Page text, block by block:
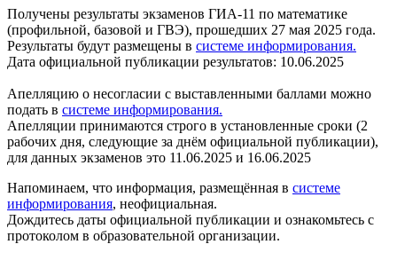
Получены результаты экзаменов ГИА-11 по математике
(профильной, базовой и ГВЭ), прошедших 27 мая 2025 года.
Результаты будут размещены в системе информирования.
Дата официальной публикации результатов: 10.06.2025
Апелляцию о несогласии с выставленными баллами можно
подать в системе информирования.
Апелляции принимаются строго в установленные сроки (2
рабочих дня, следующие за днём официальной публикации),
для данных экзаменов это 11.06.2025 и 16.06.2025
Напоминаем, что информация, размещённая в системе
информирования, неофициальная.
Дождитесь даты официальной публикации и ознакомьтесь с
протоколом в образовательной организации.